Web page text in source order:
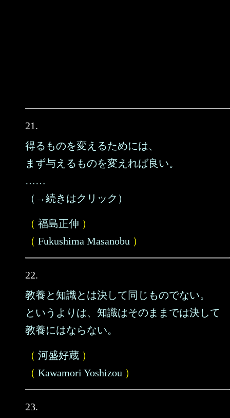
21.
得るものを変えるためには、
まず与えるものを変えれば良い。
……
（→続きはクリック）
（ 福島正伸 ）
（ Fukushima Masanobu ）
22.
教養と知識とは決して同じものでない。
というよりは、知識はそのままでは決して
教養にはならない。
（ 河盛好蔵 ）
（ Kawamori Yoshizou ）
23.